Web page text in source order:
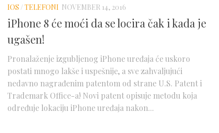
IOS /TELEFONI NOVEMBER 14, 2016
iPhone 8 će moći da se locira čak i kada je
ugašen!
Pronalaženje izgubljenog iPhone uređaja će uskoro
postati mnogo lakše i uspešnije, a sve zahvaljujući
nedavno nagrađenim patentom od strane U.S. Patent i
Trademark Office-a! Novi patent opisuje metodu koja
određuje lokaciju iPhone uređaja nakon...